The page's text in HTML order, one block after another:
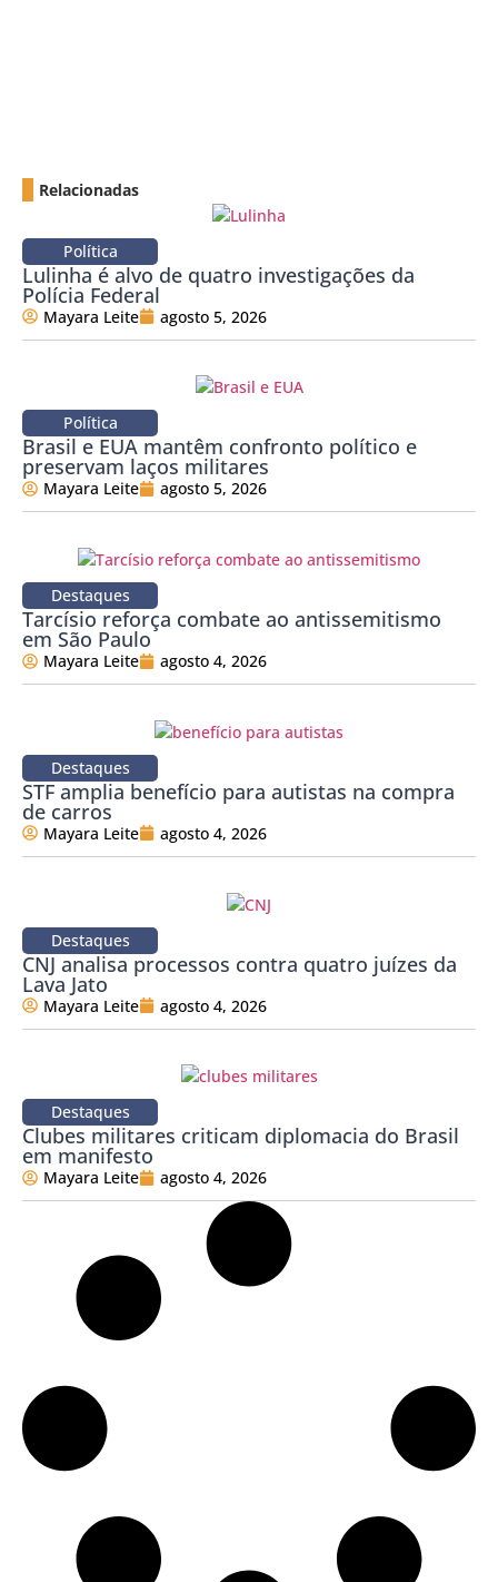
Relacionadas
Política
Lulinha é alvo de quatro investigações da
Polícia Federal
Mayara Leite agosto 5, 2026
Política
Brasil e EUA mantêm confronto político e
preservam laços militares
Mayara Leite agosto 5, 2026
Destaques
Tarcísio reforça combate ao antissemitismo
em São Paulo
Mayara Leite agosto 4, 2026
Destaques
STF amplia benefício para autistas na compra
de carros
Mayara Leite agosto 4, 2026
Destaques
CNJ analisa processos contra quatro juízes da
Lava Jato
Mayara Leite agosto 4, 2026
Destaques
Clubes militares criticam diplomacia do Brasil
em manifesto
Mayara Leite agosto 4, 2026